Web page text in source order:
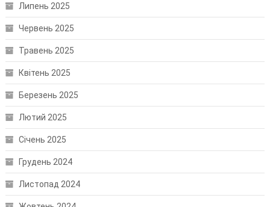
Липень 2025
Червень 2025
Травень 2025
Квітень 2025
Березень 2025
Лютий 2025
Січень 2025
Грудень 2024
Листопад 2024